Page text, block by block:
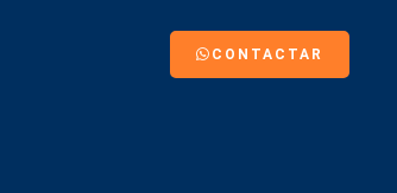
CONTACTAR